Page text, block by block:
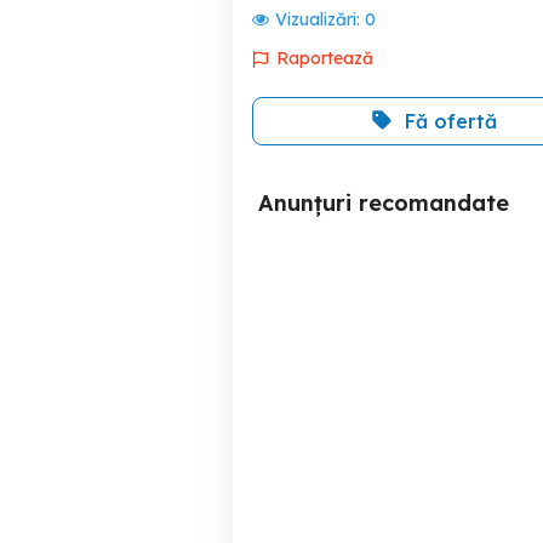
Vizualizări: 0
Raportează
Fă ofertă
Anunțuri recomandate